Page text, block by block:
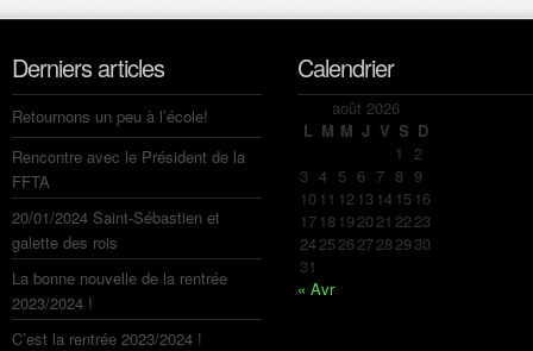
Derniers articles
Retournons un peu à l’école!
Rencontre avec le Président de la
FFTA
20/01/2024 Saint-Sébastien et
galette des rois
La bonne nouvelle de la rentrée
2023/2024 !
C’est la rentrée 2023/2024 !
Calendrier
août 2026
L M M J V S D
1 2
3 4 5 6 7 8 9
10 11 12 13 14 15 16
17 18 192021 2223
24252627282930
31
« Avr